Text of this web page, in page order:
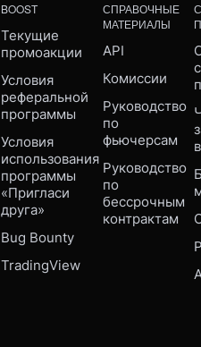
BOOST
Текущие
промоакции
Условия
реферальной
программы
Условия
использования
программы
«Пригласи
друга»
Bug Bounty
TradingView
СПРАВОЧНЫЕ
МАТЕРИАЛЫ
API
Комиссии
Руководство
по
фьючерсам
Руководство
по
бессрочным
контрактам